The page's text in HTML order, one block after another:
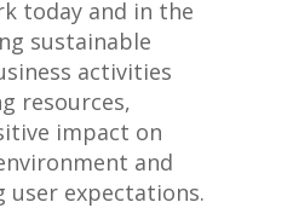
today and in the
sustainable
activities
resources,
impact on
and
expectations.